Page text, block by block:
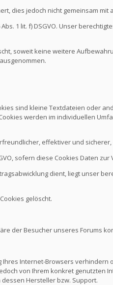
dies jedoch nicht gemeinsam mit
1 lit. f) DSGVO. Unser
soweit keine weitere
sind kleine Textdateien oder
werden im individuellen
effektiver und
sofern diese Cookies Daten
dient, liegt unser
gelöscht.
der Besucher unseres Forums
Internet-Browsers
von Ihrem konkret genutzten
Hersteller bzw. Support.